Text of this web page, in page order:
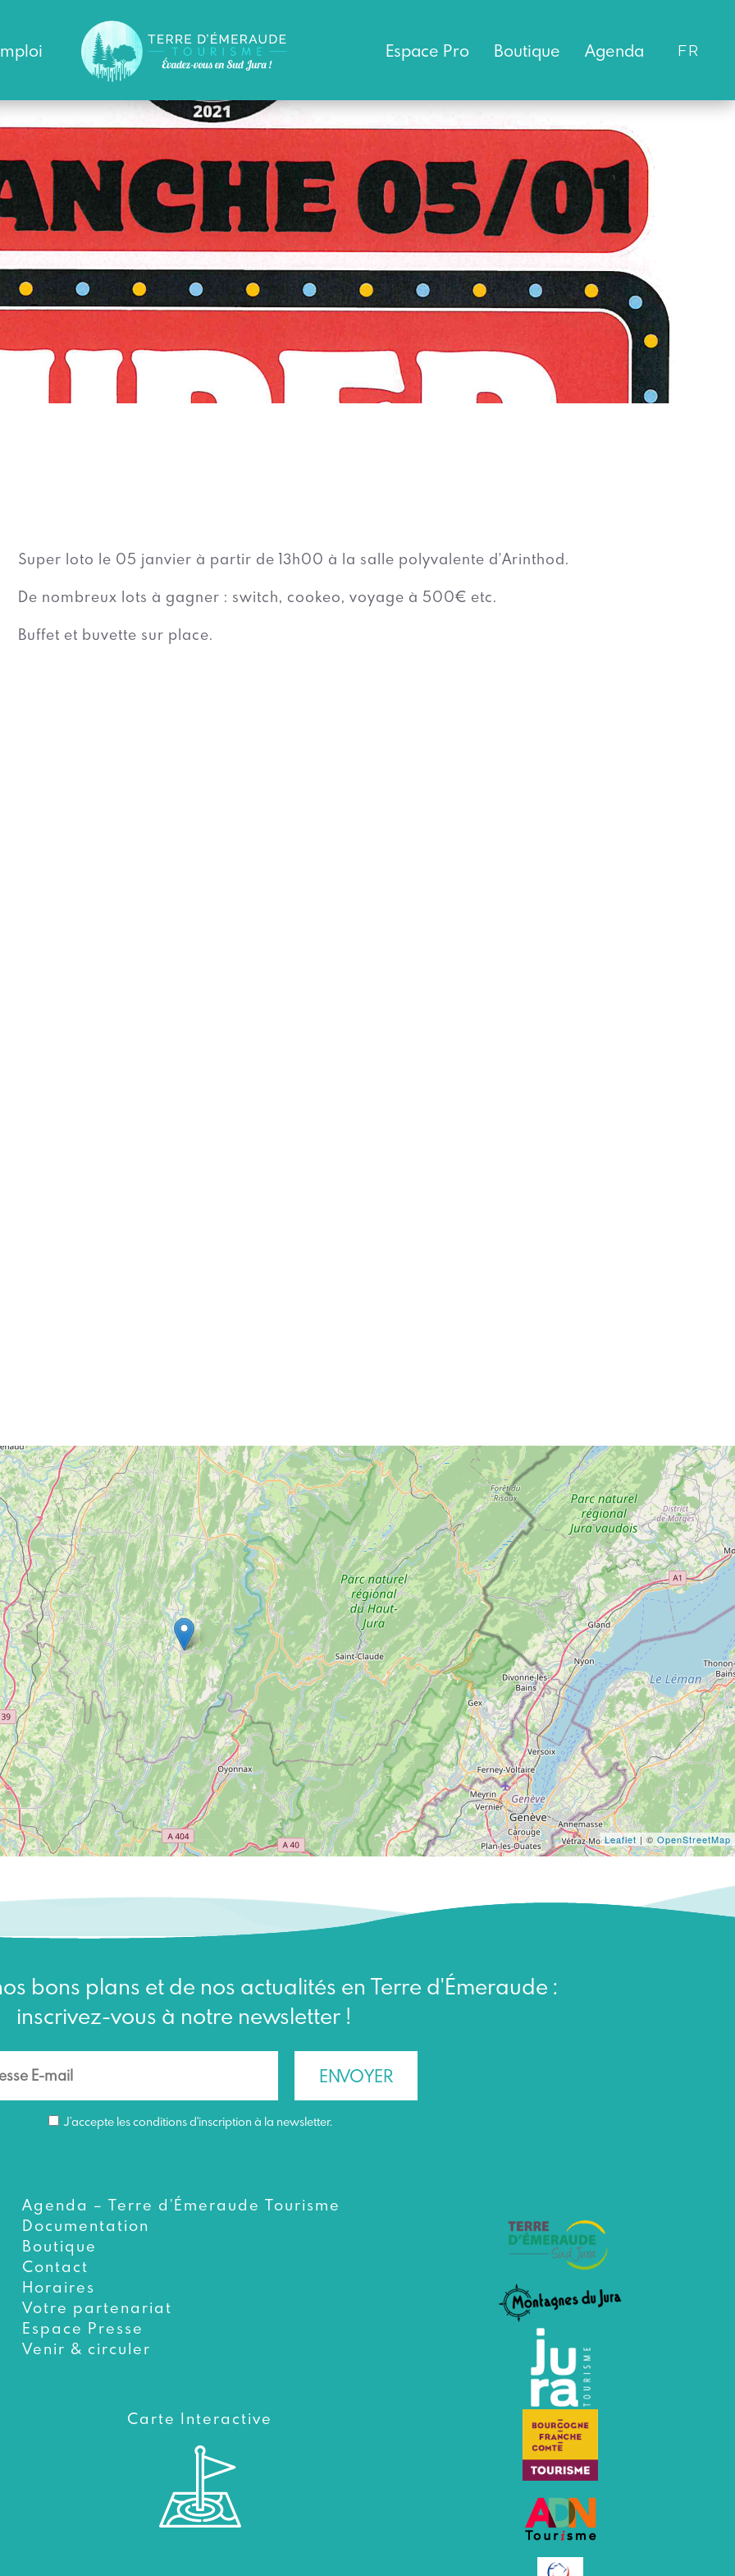
FR
Agenda
Boutique
Espace Pro
Super loto le 05 janvier à partir de 13h00 à la salle polyvalente d'Arinthod.
De nombreux lots à gagner : switch, cookeo, voyage à 500€ etc.
Buffet et buvette sur place.
Leaflet | © OpenStreetMap
bons plans et de nos actualités en Terre d'Émeraude :
inscrivez-vous à notre newsletter !
J’accepte les conditions d'inscription à la newsletter.
Agenda – Terre d’Émeraude Tourisme
Documentation
Boutique
Contact
Horaires
Votre partenariat
Espace Presse
Venir & circuler
Carte Interactive